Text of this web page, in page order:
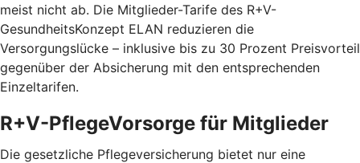
meist nicht ab. Die Mitglieder-Tarife des R+V-
GesundheitsKonzept ELAN reduzieren die
Versorgungslücke – inklusive bis zu 30 Prozent Preis­vorteil
gegenüber der Absicherung mit den entspre­chenden
Einzel­tarifen.
R+V-PflegeVorsorge für Mitglieder
Die gesetzliche Pflegeversicherung bietet nur eine